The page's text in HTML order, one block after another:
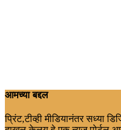
आमच्या बद्दल
प्रिंट,टीव्ही मीडियानंतर सध्या